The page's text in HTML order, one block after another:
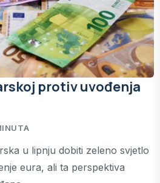
protiv uvođenja
u lipnju dobiti zeleno svjetlo
eura, ali ta perspektiva